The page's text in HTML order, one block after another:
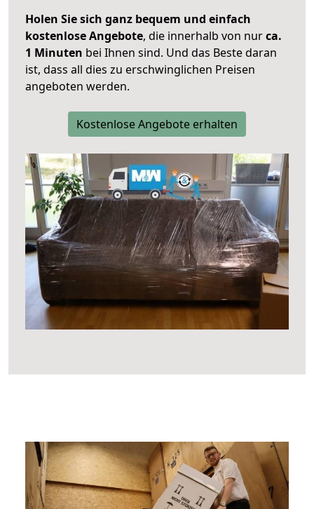
Holen Sie sich ganz bequem und einfach
kostenlose Angebote, die innerhalb von nurca.
1 Minuten bei Ihnen sind. Und das Beste daran
ist, dass all dies zu erschwinglichen Preisen
angeboten werden.
Kostenlose Angebote erhalten